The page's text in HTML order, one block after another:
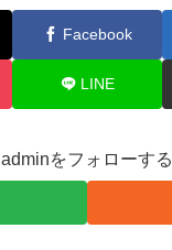
Facebook
LINE
adminをフォローする